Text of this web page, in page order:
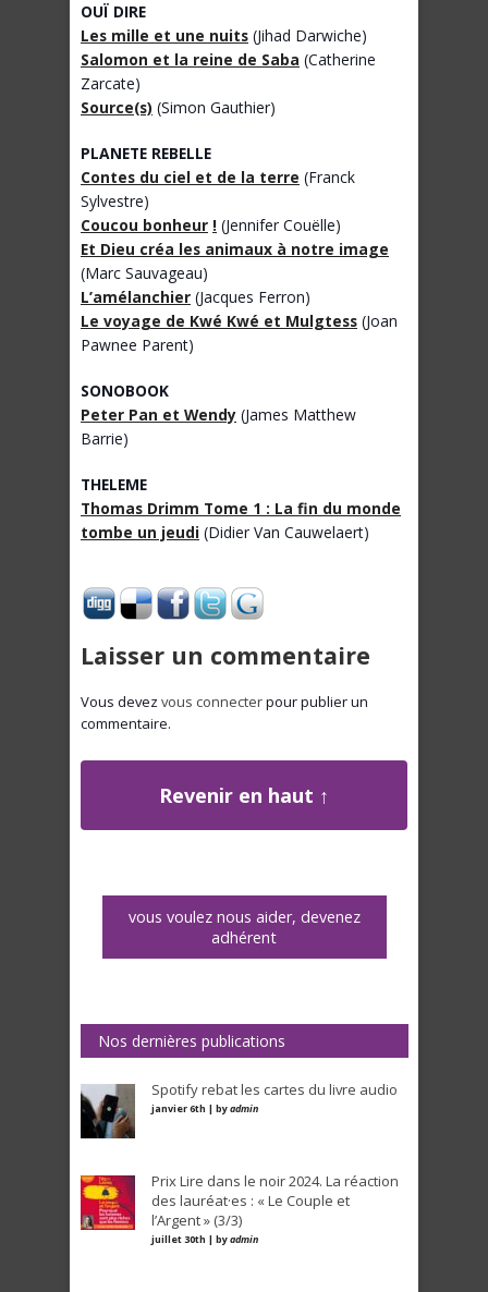
OUÏ DIRE
Les mille et une nuits (Jihad Darwiche)
Salomon et la reine de Saba (Catherine
Zarcate)
Source(s) (Simon Gauthier)
PLANETE REBELLE
Contes du ciel et de la terre (Franck
Sylvestre)
Coucou bonheur ! (Jennifer Couëlle)
Et Dieu créa les animaux à notre image
(Marc Sauvageau)
L’amélanchier (Jacques Ferron)
Le voyage de Kwé Kwé et Mulgtess (Joan
Pawnee Parent)
SONOBOOK
Peter Pan et Wendy (James Matthew
Barrie)
THELEME
Thomas Drimm Tome 1 : La fin du monde
tombe un jeudi (Didier Van Cauwelaert)
Laisser un commentaire
Vous devez vous connecterpour publier un
commentaire.
Revenir en haut ↑
vous voulez nous aider, devenez
adhérent
Nos dernières publications
Spotify rebat les cartes du livre audio
janvier 6th | byadmin
Prix Lire dans le noir 2024. La réaction
des lauréat·es : « Le Couple et
l’Argent » (3/3)
juillet 30th | byadmin